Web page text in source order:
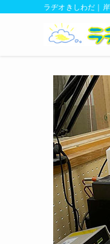
ラヂオきしわだ｜